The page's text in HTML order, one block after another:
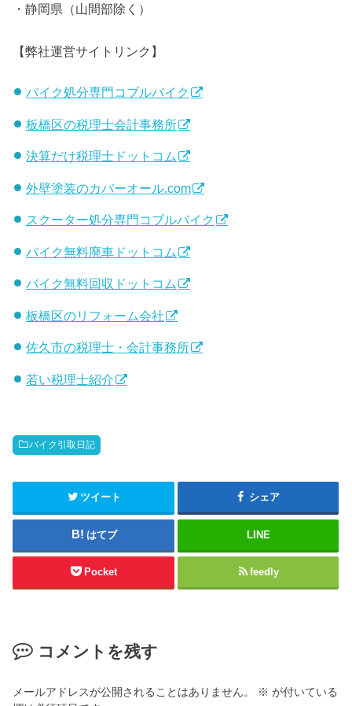
・静岡県（山間部除く）
【弊社運営サイトリンク】
バイク処分専門コブルバイク
板橋区の税理士会計事務所
決算だけ税理士ドットコム
外壁塗装のカバーオール.com
スクーター処分専門コブルバイク
バイク無料廃車ドットコム
バイク無料回収ドットコム
板橋区のリフォーム会社
佐久市の税理士・会計事務所
若い税理士紹介
バイク引取日記
ツイート シェア
はてブ LINE
Pocket feedly
コメントを残す
メールアドレスが公開されることはありません。 ※ が付いている